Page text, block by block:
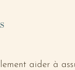
aider à